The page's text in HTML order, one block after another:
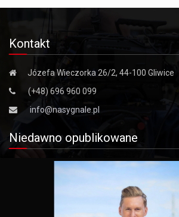
Kontakt
Józefa Wieczorka 26/2, 44-100 Gliwice
(+48) 696 960 099
info@nasygnale.pl
Niedawno opublikowane